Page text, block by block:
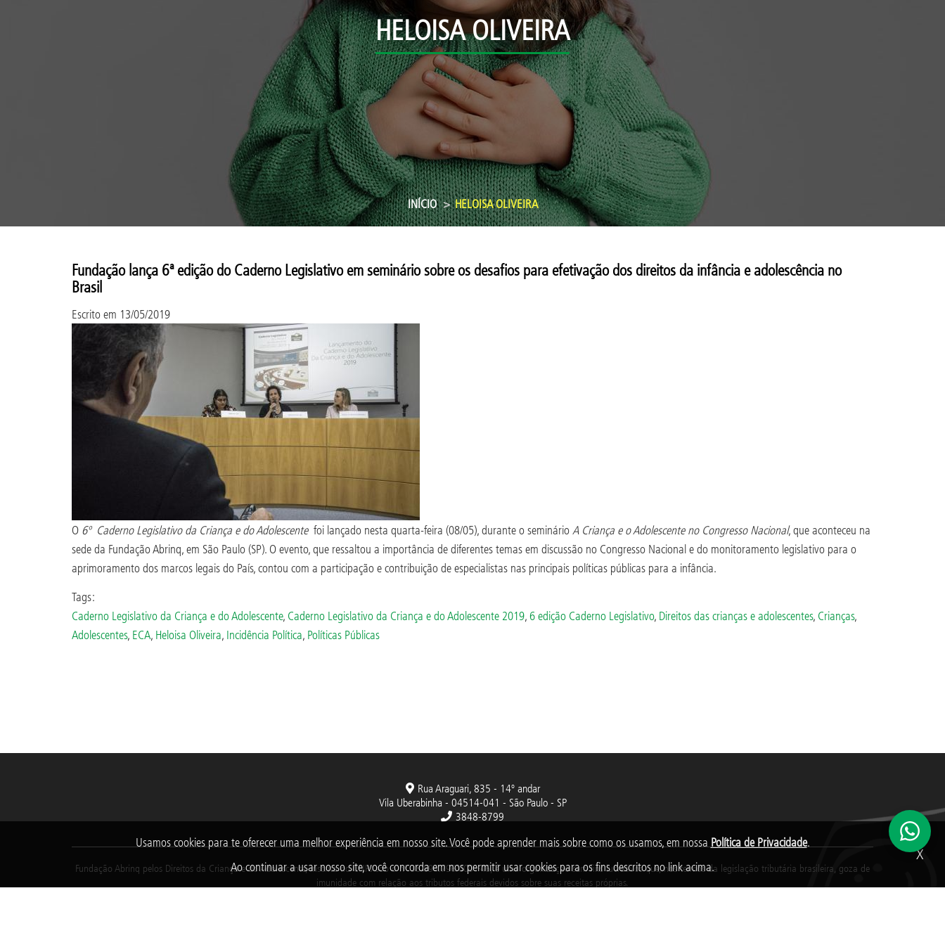
HELOISA OLIVEIRA
INÍCIO HELOISA OLIVEIRA
Usamos cookies para te oferecer uma melhor experiência em nosso site. Você pode aprender mais sobre como os usamos, em nossa Política de Privacidade.
Ao continuar a usar nosso site, você concorda em nos permitir usar cookies para os fins descritos no link acima.
X
Fundação lança 6ª edição do Caderno Legislativo em seminário sobre os desafios para efetivação dos direitos da infância e adolescência no
Brasil
Escrito em 13/05/2019
O 6º Caderno Legislativo da Criança e do Adolescentefoi lançado nesta quarta-feira (08/05), durante o seminário A Criança e o Adolescente no Congresso Nacional, que aconteceu na
sede da Fundação Abrinq, em São Paulo (SP). O evento, que ressaltou a importância de diferentes temas em discussão no Congresso Nacional e do monitoramento legislativo para o
aprimoramento dos marcos legais do País, contou com a participação e contribuição de especialistas nas principais políticas públicas para a infância.
Tags:
Caderno Legislativo da Criança e do Adolescente, Caderno Legislativo da Criança e do Adolescente 2019,6 edição Caderno Legislativo, Direitos das crianças e adolescentes, Crianças,
Adolescentes, ECA, Heloisa Oliveira, Incidência Política, Políticas Públicas
Rua Araguari, 835 - 14º andar
Vila Uberabinha - 04514-041 - São Paulo - SP
3848-8799
Fundação Abrinq pelos Direitos da Criança e do Adolescente, inscrita no CNPJ sob o nº 38.894.796/0001-46, é uma organização sem fins lucrativos que, nos termos da legislação tributária brasileira, goza de
imunidade com relação aos tributos federais devidos sobre suas receitas próprias.